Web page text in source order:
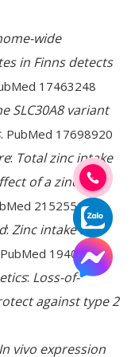
wide
in Finns detects
17463248
SLC30A8 variant
. PubMed 17698920
: Total zinc intake
of a zinc
21525514
: Zinc intake and
PubMed 19401464
: Loss-of-
against type 2
In vivo expression